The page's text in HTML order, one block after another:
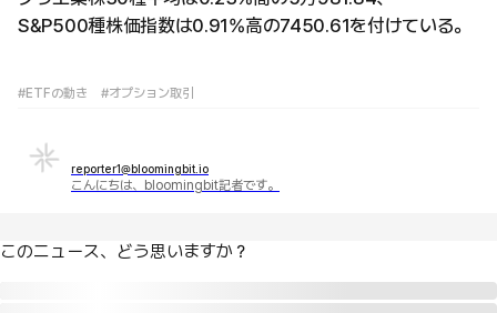
S&P500種株価指数は0.91%高の7450.61を付けている。
#ETFの動き #オプション取引
reporter1@bloomingbit.io
こんにちは、bloomingbit記者です。
このニュース、どう思いますか？